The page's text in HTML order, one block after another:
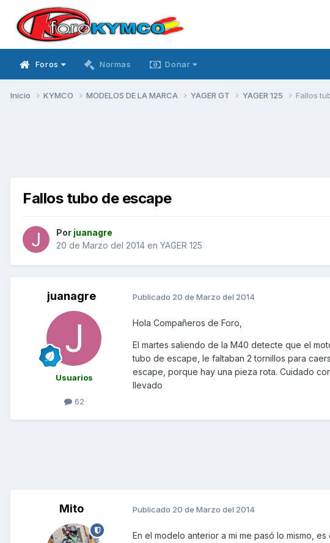
Foros Normas Donar
Inicio KYMCO MODELOS DE LA MARCA YAGER GT YAGER 125 Fallos
Fallos tubo de escape
Por juanagre
20 de Marzo del 2014 en YAGER 125
juanagre
Usuarios
62
Publicado 20 de Marzo del 2014
Hola Compañeros de Foro,
El martes saliendo de la M40 detecte que el
tubo de escape, le faltaban 2 tornillos para
escape, porque hay una pieza rota. Cuidado
llevado
Mito Publicado 20 de Marzo del 2014
En el modelo anterior a mi me pasó lo mismo,